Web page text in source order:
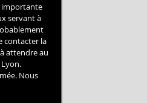
importante
servant à
contacter la
attendre au
Nous